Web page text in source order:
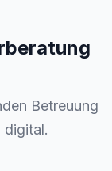
Betreuung
digital.